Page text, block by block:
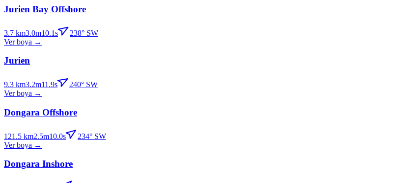
Jurien Bay Offshore
3.7 km3.0m10.1s 238° SW
Ver boya →
Jurien
9.3 km3.2m11.9s 240° SW
Ver boya →
Dongara Offshore
121.5 km2.5m10.0s 234° SW
Ver boya →
Dongara Inshore